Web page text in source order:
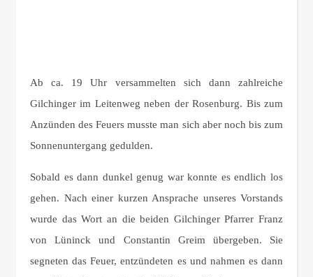
Ab ca. 19 Uhr versammelten sich dann zahlreiche
Gilchinger im Leitenweg neben der Rosenburg. Bis zum
Anzünden des Feuers musste man sich aber noch bis zum
Sonnenuntergang gedulden.
Sobald es dann dunkel genug war konnte es endlich los
gehen. Nach einer kurzen Ansprache unseres Vorstands
wurde das Wort an die beiden Gilchinger Pfarrer Franz
von Lüninck und Constantin Greim übergeben. Sie
segneten das Feuer, entzündeten es und nahmen es dann